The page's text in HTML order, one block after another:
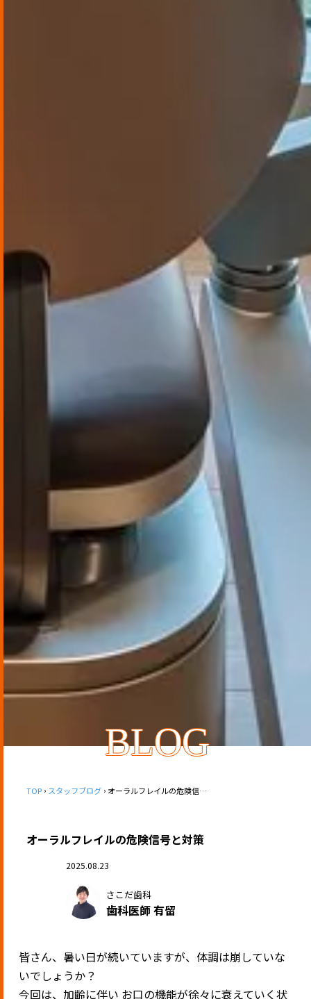
BLOG
TOP スタッフブログ オーラルフレイルの危険信号と対策
オーラルフレイルの危険信号と対策
2025.08.23
さこだ歯科
歯科医師 有留
皆さん、暑い日が続いていますが、体調は崩していな
いでしょうか？
今回は、加齢に伴い お口の機能が徐々に衰えていく状